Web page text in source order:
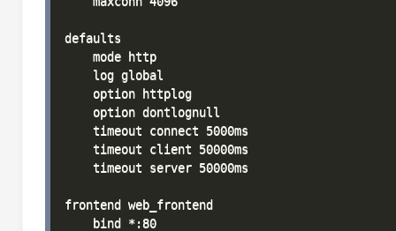
defaults
    mode http
    log global
    option httplog
    option dontlognull
    timeout connect 5000ms
    timeout client 50000ms
    timeout server 50000ms
frontend web_frontend
    bind *:80